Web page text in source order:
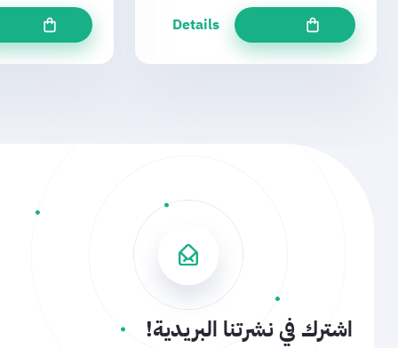
Details
اشترك في نشرتنا البريدية!